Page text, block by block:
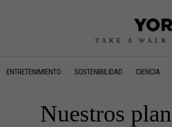
TAKE A WALK
ENTRETENIMIENTO SOSTENIBILIDAD CIENCIA
Nuestros